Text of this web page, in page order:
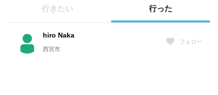
行きたい 行った
hiro Naka
西宮市
フォロー